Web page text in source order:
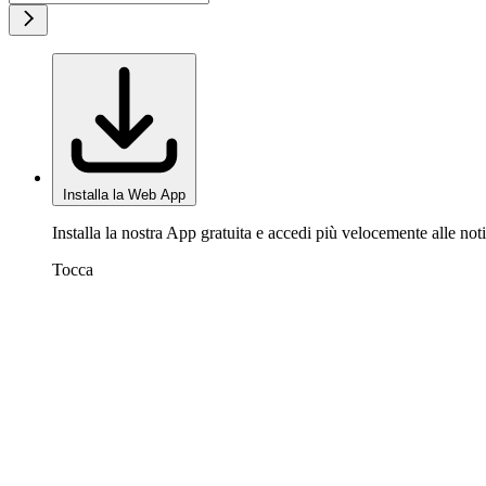
Installa la Web App
Installa la nostra App gratuita e accedi più velocemente alle
Tocca